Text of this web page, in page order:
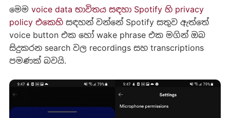
මෙම voice data භාවිතය සඳහා Spotify හි privacy
policy එකෙහිසඳහන් වන්නේ Spotify සතුව ඇත්තේ
voice button එක හෝ wake phrase එක මගින් ඔබ
සිදුකරන search වල recordings සහ transcriptions
පමණක් බවයි.